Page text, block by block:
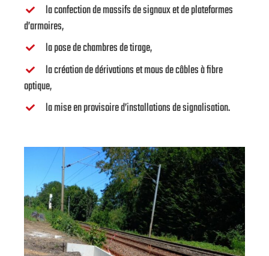
la confection de massifs de signaux et de plateformes
d’armoires,
la pose de chambres de tirage,
la création de dérivations et mous de câbles à fibre
optique,
la mise en provisoire d’installations de signalisation.